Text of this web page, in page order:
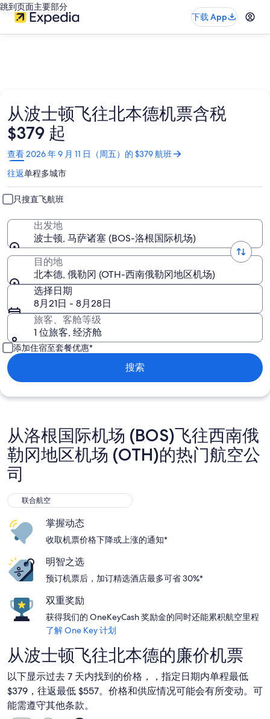
跳到页面主要部分
下载 App
从波士顿飞往北本德机票含税
$379 起
查看 2026 年 9 月 11 日（周五）的 $379 航班
在
新
窗
口
中
打
开
往返单程多城市
只搜直飞航班
出发地
波士顿, 马萨诸塞 (BOS-洛根国际机场)
目的地
北本德, 俄勒冈 (OTH-西南俄勒冈地区机场)
选择日期
8月21日 - 8月28日
旅客、客舱等级
1 位旅客, 经济舱
添加住宿至套餐优惠*
搜索
从洛根国际机场 (BOS)飞往西南俄
勒冈地区机场 (OTH)的热门航空公
司
联合航空
联合航空
掌握动态
收取机票价格下降或上涨的通知*
明智之选
预订机票后，加订精选酒店最多可省 30%*
双重奖励
获得我们的 OneKeyCash 奖励金的同时还能累积航空里程
了解 One Key 计划
从波士顿飞往北本德的廉价机票
以下显示过去 7 天内找到的价格，，指定日期内单程最低
$379，往返最低 $557。价格和供应情况可能会有所变动。可
能需遵守其他条款。